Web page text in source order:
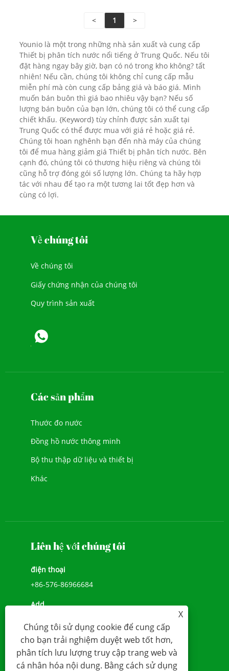
< 1 >
Younio là một trong những nhà sản xuất và cung cấp
Thiết bị phân tích nước nổi tiếng ở Trung Quốc. Nếu tôi
đặt hàng ngay bây giờ, bạn có nó trong kho không? tất
nhiên! Nếu cần, chúng tôi không chỉ cung cấp mẫu
miễn phí mà còn cung cấp bảng giá và báo giá. Mình
muốn bán buôn thì giá bao nhiêu vậy bạn? Nếu số
lượng bán buôn của bạn lớn, chúng tôi có thể cung cấp
chiết khấu. {Keyword} tùy chỉnh được sản xuất tại
Trung Quốc có thể được mua với giá rẻ hoặc giá rẻ.
Chúng tôi hoan nghênh bạn đến nhà máy của chúng
tôi để mua hàng giảm giá Thiết bị phân tích nước. Bên
cạnh đó, chúng tôi có thương hiệu riêng và chúng tôi
cũng hỗ trợ đóng gói số lượng lớn. Chúng ta hãy hợp
tác với nhau để tạo ra một tương lai tốt đẹp hơn và
cùng có lợi.
Về chúng tôi
Về chúng tôi
Giấy chứng nhận của chúng tôi
Quy trình sản xuất
Các sản phẩm
Thước đo nước
Đồng hồ nước thông minh
Bộ thu thập dữ liệu và thiết bị
Khác
Liên hệ với chúng tôi
điện thoại
+86-576-86966684
Add
SỐ 1039, ĐẠI LỘ JIULONG, ĐƯỜNG CHENGXI,
WENLING, ZHEJIANG, TRUNG QUỐC (317500)
E-mail
sales@younio.com
X
Chúng tôi sử dụng cookie để cung cấp
cho bạn trải nghiệm duyệt web tốt hơn,
phân tích lưu lượng truy cập trang web và
cá nhân hóa nội dung. Bằng cách sử dụng